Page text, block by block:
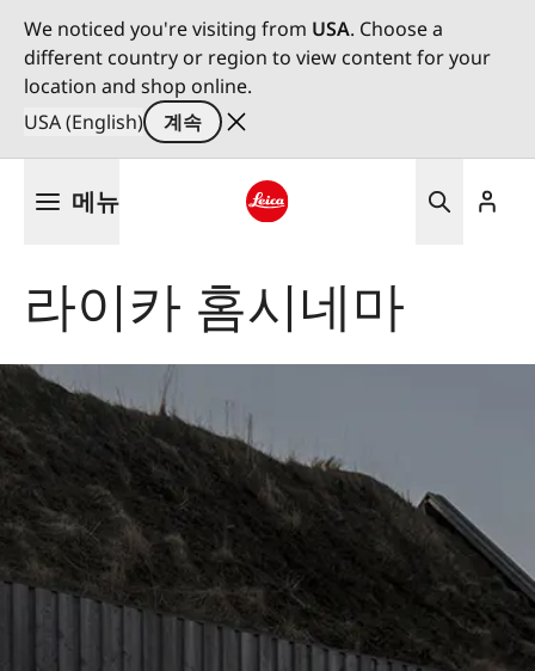
We noticed you're visiting from USA. Choose a
different country or region to view content for your
location and shop online.
USA (English)
계속
너
기
메뉴
라이카 홈시네마